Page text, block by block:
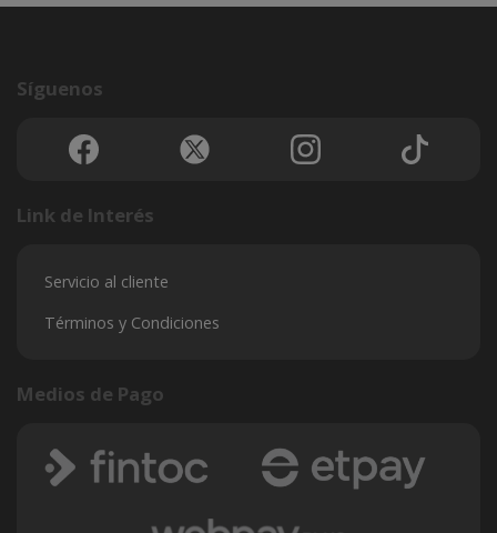
Síguenos
Link de Interés
Servicio al cliente
Términos y Condiciones
Medios de Pago